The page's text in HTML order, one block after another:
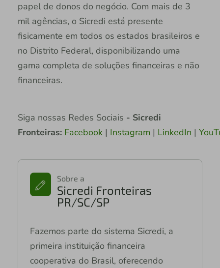
papel de donos do negócio. Com mais de 3
mil agências, o Sicredi está presente
fisicamente em todos os estados brasileiros e
no Distrito Federal, disponibilizando uma
gama completa de soluções financeiras e não
financeiras.
Siga nossas Redes Sociais - Sicredi
Fronteiras: Facebook| Instagram | LinkedIn |
Sobre a
Sicredi Fronteiras
PR/SC/SP
Fazemos parte do sistema Sicredi, a
primeira instituição financeira
cooperativa do Brasil, oferecendo